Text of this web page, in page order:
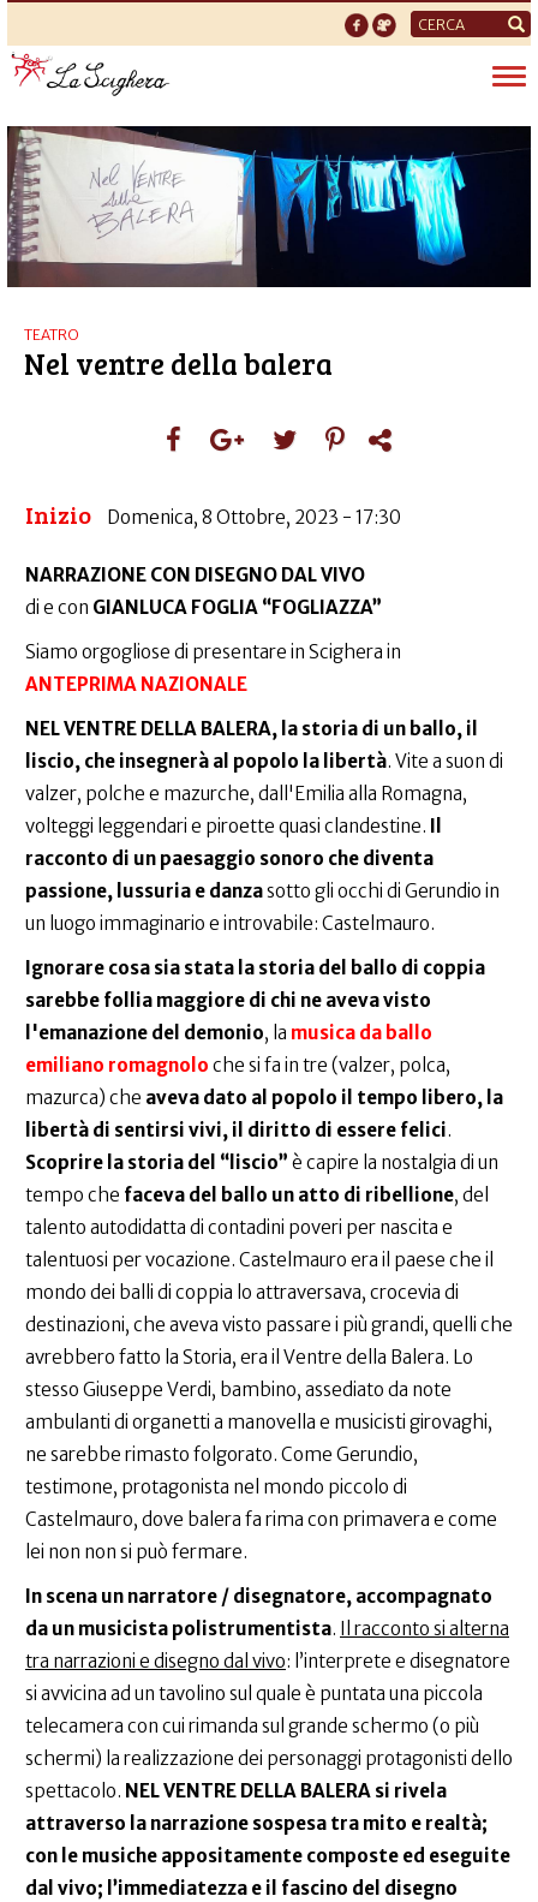
Form
di
ricerca
TEATRO
Nel ventre della balera
Inizio Domenica, 8 Ottobre, 2023 - 17:30
NARRAZIONE CON DISEGNO DAL VIVO
di e con GIANLUCA FOGLIA “FOGLIAZZA”
Siamo orgogliose di presentare in Scighera in
ANTEPRIMA NAZIONALE
NEL VENTRE DELLA BALERA, la storia di un ballo, il
liscio, che insegnerà al popolo la libertà. Vite a suon di
valzer, polche e mazurche, dall'Emilia alla Romagna,
volteggi leggendari e piroette quasi clandestine.
racconto di un paesaggio sonoro che diventa
passione, lussuria e danzasotto gli occhi di Gerundio in
un luogo immaginario e introvabile: Castelmauro.
Ignorare cosa sia stata la storia del ballo di coppia
sarebbe follia maggiore di chi ne aveva visto
l'emanazione del demonio, la musica da ballo
emiliano romagnolo che si fa in tre (valzer, polca,
mazurca) che aveva dato al popolo il tempo libero, la
libertà di sentirsi vivi, il diritto di essere felici.
Scoprire la storia del “liscio” è capire la nostalgia di un
tempo che faceva del ballo un atto di ribellione, del
talento autodidatta di contadini poveri per nascita e
talentuosi per vocazione. Castelmauro era il paese che il
mondo dei balli di coppia lo attraversava, crocevia di
destinazioni, che aveva visto passare i più grandi, quelli che
avrebbero fatto la Storia, era il Ventre della Balera. Lo
stesso Giuseppe Verdi, bambino, assediato da note
ambulanti di organetti a manovella e musicisti girovaghi,
ne sarebbe rimasto folgorato. Come Gerundio,
testimone, protagonista nel mondo piccolo di
Castelmauro, dove balera fa rima con primavera e come
lei non non si può fermare.
In scena un narratore / disegnatore, accompagnato
da un musicista polistrumentista.
Il racconto si alterna
tra narrazioni e disegno dal vivo: l’interprete e disegnatore
si avvicina ad un tavolino sul quale è puntata una piccola
telecamera con cui rimanda sul grande schermo (o più
schermi) la realizzazione dei personaggi protagonisti dello
spettacolo. NEL VENTRE DELLA BALERA si rivela
attraverso la narrazione sospesa tra mito e realtà;
con le musiche appositamente composte ed eseguite
dal vivo; l’immediatezza e il fascino del disegno